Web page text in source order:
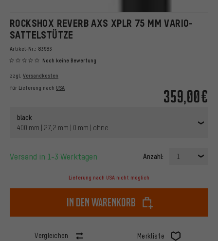
ROCKSHOX REVERB AXS XPLR 75 MM VARIO-
SATTELSTÜTZE
Artikel-Nr.: 83983
Noch keine Bewertung
359,00€
zzgl. Versandkosten
für Lieferung nach USA
black
400 mm | 27,2 mm | 0 mm | ohne
Versand in 1-3 Werktagen Anzahl: 1
Lieferung nach USA nicht möglich
In den Warenkorb
Vergleichen Merkliste